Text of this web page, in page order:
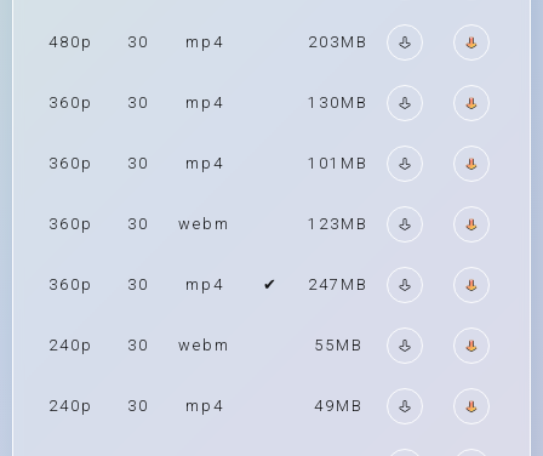
480p 30 mp4 203MB
360p 30 mp4 130MB
360p 30 mp4 101MB
360p 30 webm 123MB
360p 30 mp4 ✔ 247MB
240p 30 webm 55MB
240p 30 mp4 49MB